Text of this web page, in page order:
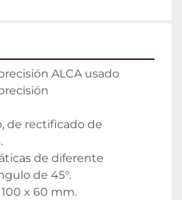
ALCA usado
de rectificado de
de diferente
de 45°.
x 60 mm.